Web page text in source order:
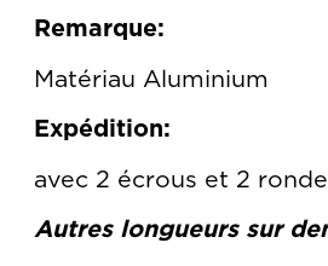
Remarque:
Matériau Aluminium
Expédition:
avec 2 écrous et 2
Autres longueurs sur